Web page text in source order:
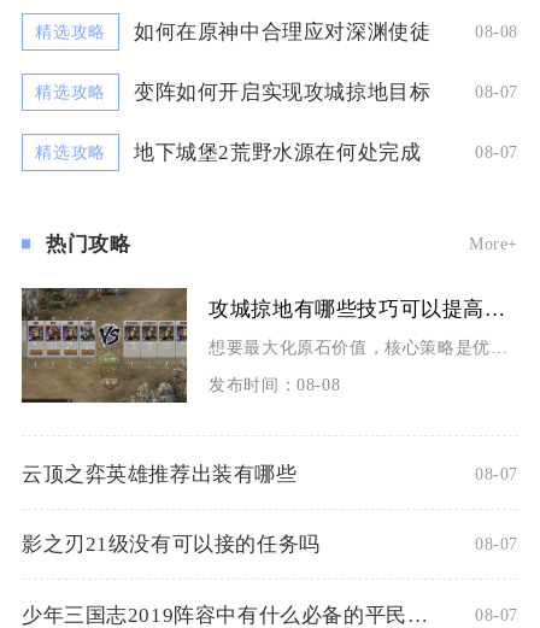
精选攻略 如何在原神中合理应对深渊使徒 08-08
精选攻略 变阵如何开启实现攻城掠地目标 08-07
精选攻略 地下城堡2荒野水源在何处完成 08-07
热门攻略 More+
攻城掠地有哪些技巧可以提高原石的价值
发布时间：08-08
云顶之弈英雄推荐出装有哪些 08-07
影之刃21级没有可以接的任务吗 08-07
少年三国志2019阵容中有什么必备的平民角色 08-07